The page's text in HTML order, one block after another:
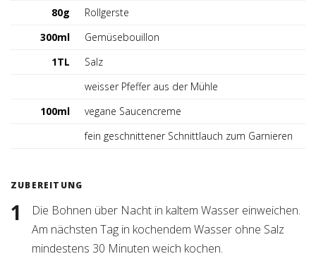
80g
Rollgerste
300ml
Gemüsebouillon
1TL
Salz
weisser Pfeffer aus der Mühle
100ml
vegane Saucencreme
fein geschnittener Schnittlauch zum Garnieren
ZUBEREITUNG
Die Bohnen über Nacht in kaltem Wasser einweichen.
Am nächsten Tag in kochendem Wasser ohne Salz
mindestens 30 Minuten weich kochen.